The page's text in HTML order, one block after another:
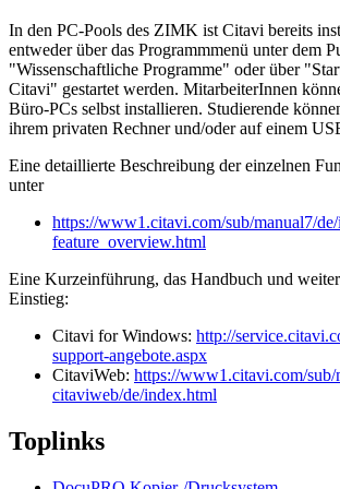
In den PC-Pools des ZIMK ist Citavi bereits
entweder über das Programmmenü unter dem
"Wissenschaftliche Programme" oder über
Citavi" gestartet werden. MitarbeiterInnen
Büro-PCs selbst installieren. Studierende
ihrem privaten Rechner und/oder auf einem
Eine detaillierte Beschreibung der einzelnen
unter
https://www1.citavi.com/sub/manual7/
feature_overview.html
Eine Kurzeinführung, das Handbuch und
Einstieg:
Citavi for Windows: http://
support-angebote.aspx
CitaviWeb: https://www1.citavi.com/sub/
citaviweb/de/index.html
Toplinks